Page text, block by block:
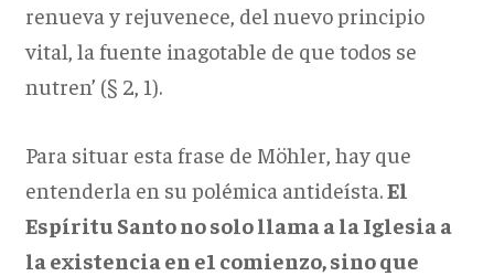
renueva y rejuvenece, del nuevo principio
vital, la fuente inagotable de que todos se
nutren’ (§ 2, 1).
Para situar esta frase de Möhler, hay que
entenderla en su polémica antideísta.El
Espíritu Santo no solo llama a la Iglesia a
la existencia en e1 comienzo, sino que